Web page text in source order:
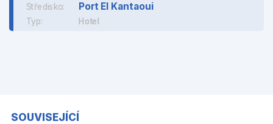
Středisko: Port El Kantaoui
Typ: Hotel
SOUVISEJÍCÍ